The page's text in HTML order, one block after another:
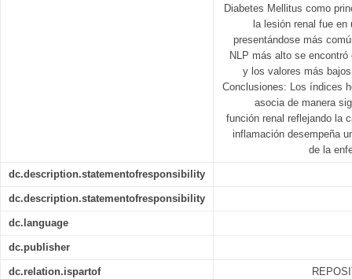
Diabetes Mellitus como
la lesión renal fue
presentándose más
NLP más alto se
y los valores más
Conclusiones: Los índices
asocia de manera
función renal reflejando la
inflamación desempeña
de la
dc.description.statementofresponsibility
dc.description.statementofresponsibility
dc.language
dc.publisher
dc.relation.ispartof